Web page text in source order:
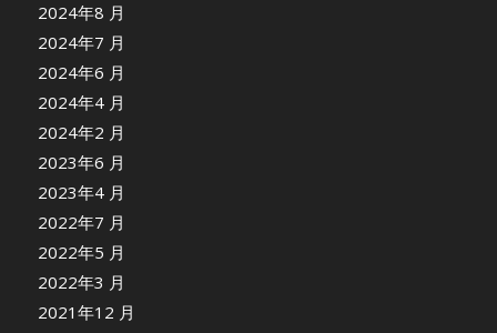
2024年8 月
2024年7 月
2024年6 月
2024年4 月
2024年2 月
2023年6 月
2023年4 月
2022年7 月
2022年5 月
2022年3 月
2021年12 月